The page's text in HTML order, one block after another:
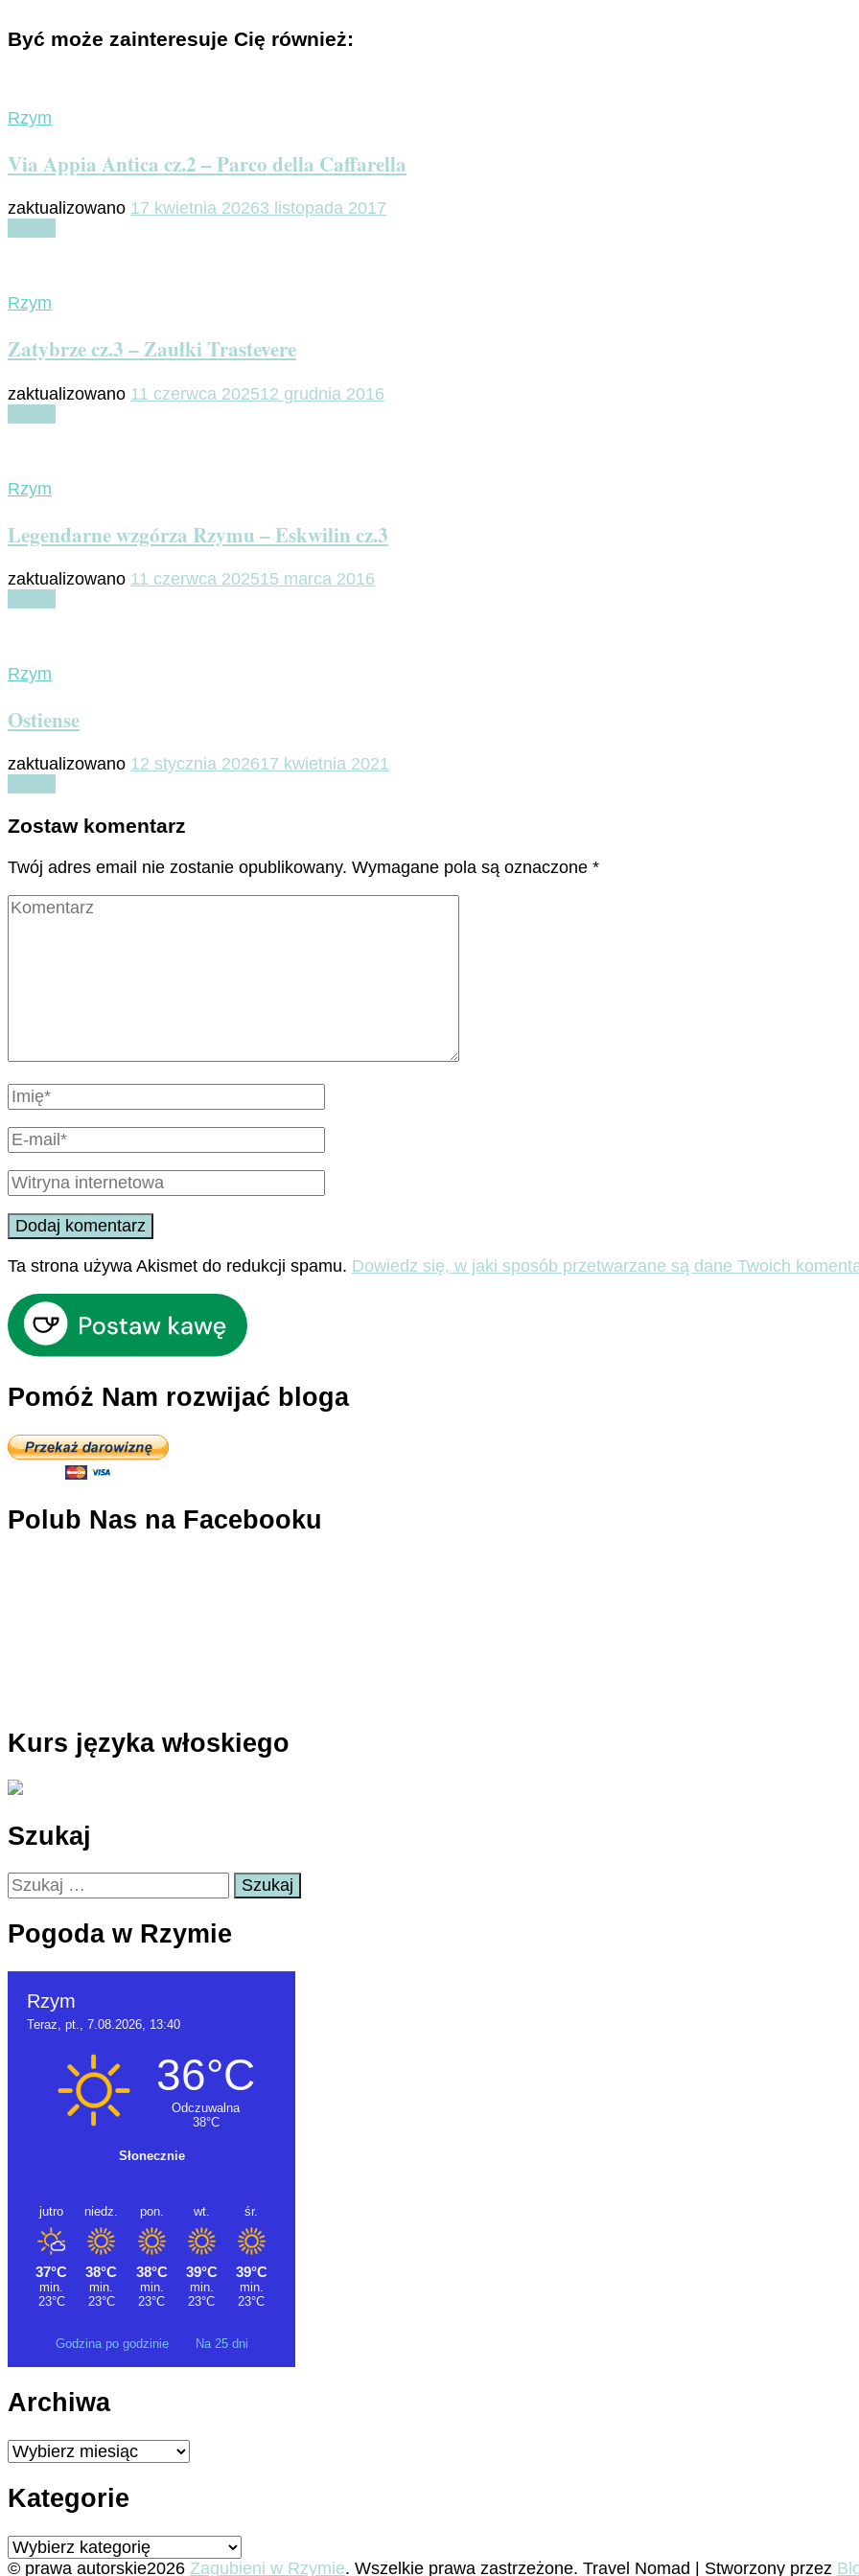
Być może zainteresuje Cię również:
Rzym
Via Appia Antica cz.2 – Parco della Caffarella
zaktualizowano 17 kwietnia 20263 listopada 2017
Rzym
Zatybrze cz.3 – Zaułki Trastevere
zaktualizowano 11 czerwca 202512 grudnia 2016
Rzym
Legendarne wzgórza Rzymu – Eskwilin cz.3
zaktualizowano 11 czerwca 202515 marca 2016
Rzym
Ostiense
zaktualizowano 12 stycznia 202617 kwietnia 2021
Zostaw komentarz
Twój adres email nie zostanie opublikowany. Wymagane pola są oznaczone *
Ta strona używa Akismet do redukcji spamu. Dowiedz się, w jaki sposób przetwarzane są dane Twoich
Pomóż Nam rozwijać bloga
Polub Nas na Facebooku
Kurs języka włoskiego
Szukaj
Szukaj:
Pogoda w Rzymie
Godzina po godzinie Na 25 dni
Archiwa
Archiwa
Kategorie
Kategorie
© prawa autorskie2026 Zagubieni w Rzymie. Wszelkie prawa zastrzeżone. Travel Nomad | Stworzony przez